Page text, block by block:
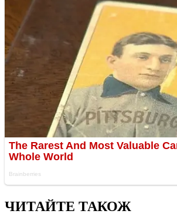
ЧИТАЙТЕ ТАКОЖ